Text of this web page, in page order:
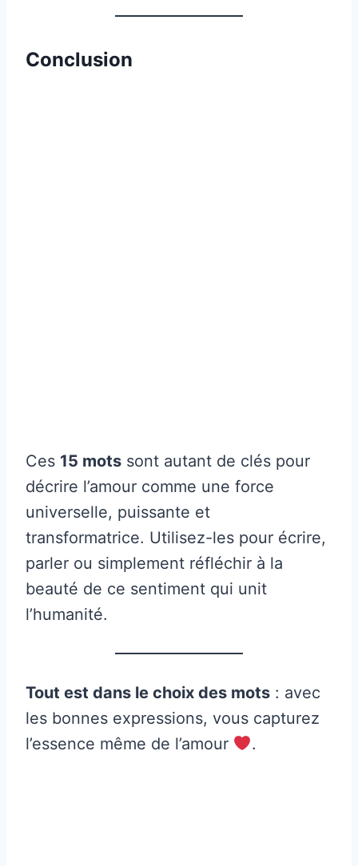
Conclusion
Ces 15 mots sont autant de clés pour
décrire l’amour comme une force
universelle, puissante et
transformatrice. Utilisez-les pour écrire,
parler ou simplement réfléchir à la
beauté de ce sentiment qui unit
l’humanité.
Tout est dans le choix des mots : avec
les bonnes expressions, vous capturez
l’essence même de l’amour
.